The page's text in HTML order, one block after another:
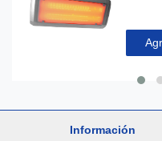
Información